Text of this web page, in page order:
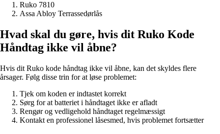
Ruko 7810
Assa Abloy Terrassedørlås
Hvad skal du gøre, hvis dit Ruko Kode
Håndtag ikke vil åbne?
Hvis dit Ruko kode håndtag ikke vil åbne, kan det skyldes flere
årsager. Følg disse trin for at løse problemet:
Tjek om koden er indtastet korrekt
Sørg for at batteriet i håndtaget ikke er afladt
Rengør og vedligehold håndtaget regelmæssigt
Kontakt en professionel låsesmed, hvis problemet fortsætter